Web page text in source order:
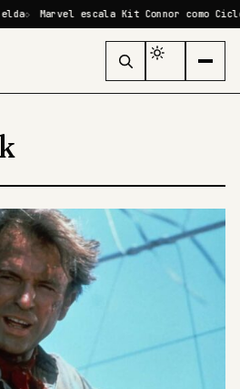
escala Kit Connor como Ciclope no